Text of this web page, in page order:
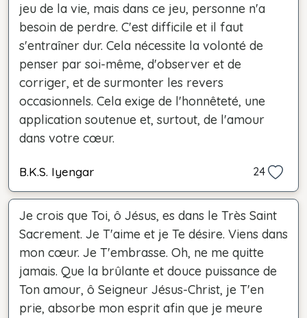
jeu de la vie, mais dans ce jeu, personne n'a
besoin de perdre. C'est difficile et il faut
s'entraîner dur. Cela nécessite la volonté de
penser par soi-même, d'observer et de
corriger, et de surmonter les revers
occasionnels. Cela exige de l'honnêteté, une
application soutenue et, surtout, de l'amour
dans votre cœur.
B.K.S. Iyengar 24
Je crois que Toi, ô Jésus, es dans le Très Saint
Sacrement. Je T'aime et je Te désire. Viens dans
mon cœur. Je T'embrasse. Oh, ne me quitte
jamais. Que la brûlante et douce puissance de
Ton amour, ô Seigneur Jésus-Christ, je T'en
prie, absorbe mon esprit afin que je meure